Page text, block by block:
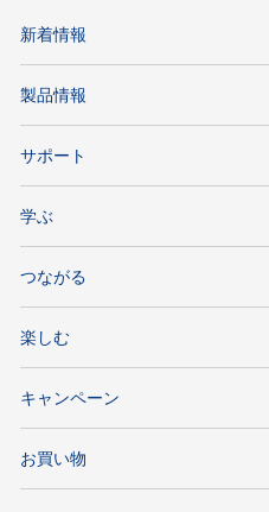
新着情報
製品情報
サポート
学ぶ
つながる
楽しむ
キャンペーン
お買い物